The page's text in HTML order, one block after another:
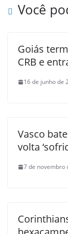
Você
Goiás
CRB e
16 de junho de
Vasco
volta
7 de novembro